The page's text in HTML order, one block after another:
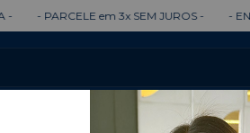
em 3x SEM JUROS - - ENTREGA
Pulseiras